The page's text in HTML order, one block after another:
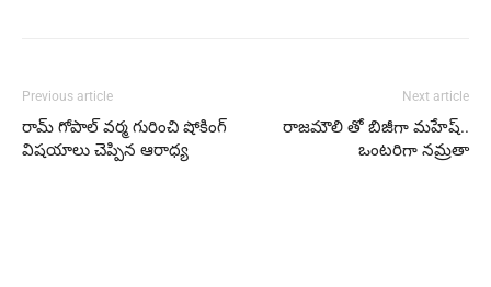
Previous article
రామ్ గోపాల్ వర్మ గురించి షోకింగ్
విషయాలు చెప్పిన ఆరాధ్య
Next article
రాజమౌలి తో బిజీగా మహేష్..
ఒంటరిగా నమ్రతా